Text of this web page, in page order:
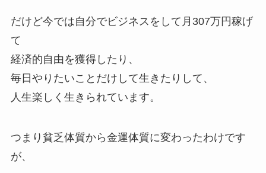
だけど今では自分でビジネスをして月307万円稼げ
て
経済的自由を獲得したり、
毎日やりたいことだけして生きたりして、
人生楽しく生きられています。
つまり貧乏体質から金運体質に変わったわけです
が、